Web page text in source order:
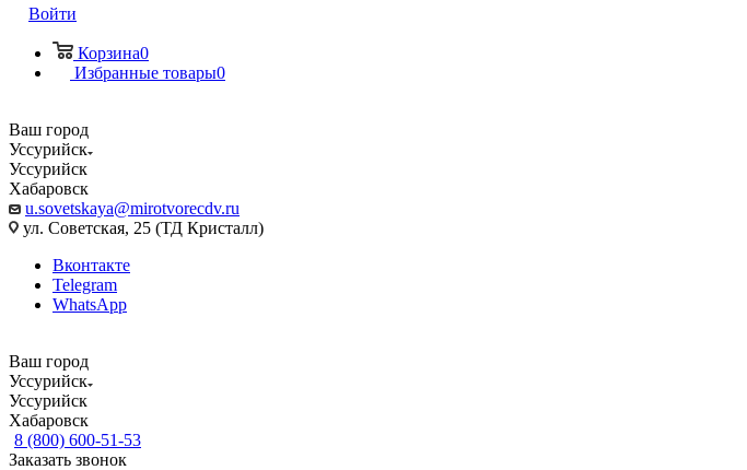
Войти
Корзина0
Избранные товары0
Ваш город
Уссурийск
Уссурийск
Хабаровск
u.sovetskaya@mirotvorecdv.ru
ул. Советская, 25 (ТД Кристалл)
Вконтакте
Telegram
WhatsApp
Ваш город
Уссурийск
Уссурийск
Хабаровск
8 (800) 600-51-53
Заказать звонок